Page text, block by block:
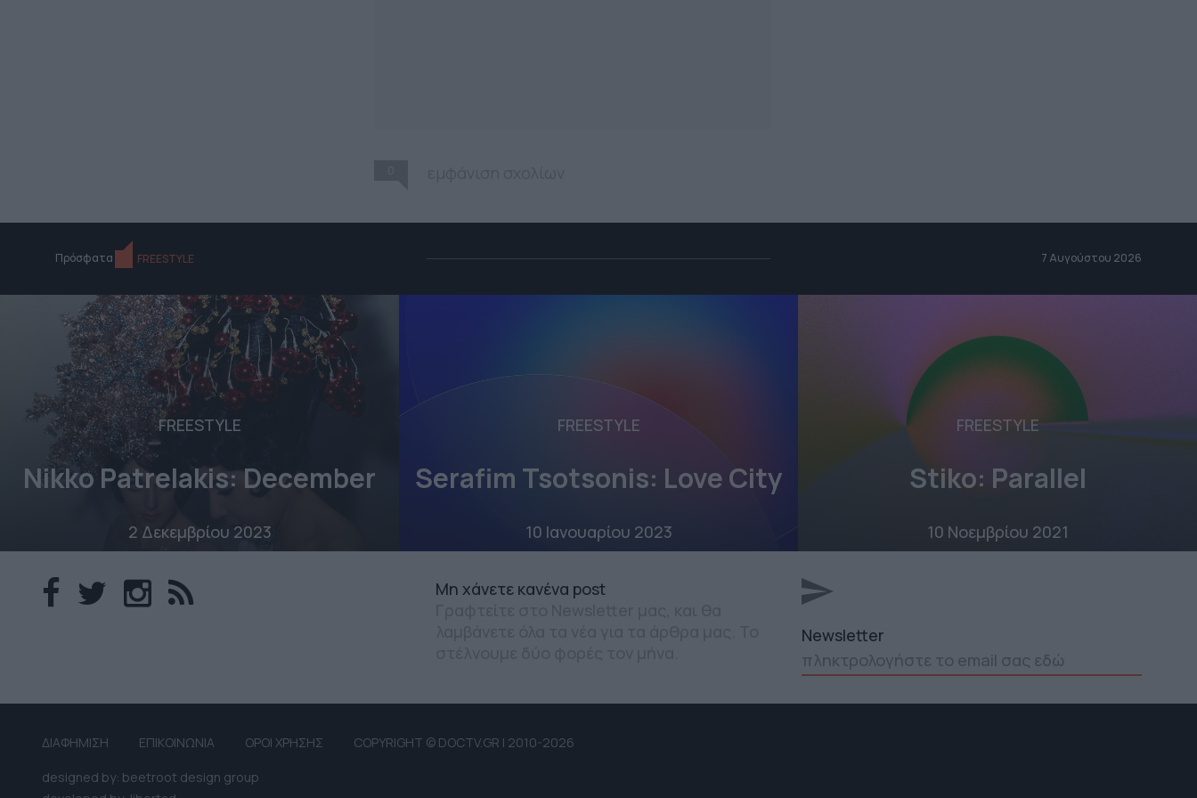
Πρόσφατα FREESTYLE 7 Αυγούστου 2026
FREESTYLE
Nikko Patrelakis: December
2 Δεκεμβρίου 2023
FREESTYLE
Serafim Tsotsonis: Love City
10 Ιανουαρίου 2023
FREESTYLE
Stiko: Parallel
10 Νοεμβρίου 2021
Mη χάνετε κανένα post
Newsletter
ΔΙΑΦΗΜΙΣΗ ΕΠΙΚΟΙΝΩΝΙΑ ΟΡΟΙ ΧΡΗΣΗΣ COPYRIGHT © DOCTV.GR | 2010-2026
designed by: beetroot design group